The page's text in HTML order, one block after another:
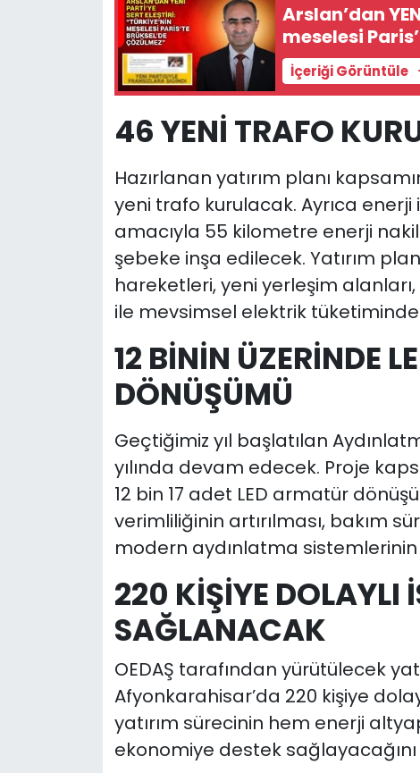
Arslan’dan
meselesi
İçeriği Görüntüle
46 YENİ TRAFO
Hazırlanan yatırım planı
yeni trafo kurulacak. Ayrıca
amacıyla 55 kilometre enerji
şebeke inşa edilecek. Yatırım
hareketleri, yeni yerleşim
ile mevsimsel elektrik
12 BİNİN ÜZERİNDE
DÖNÜŞÜMÜ
Geçtiğimiz yıl başlatılan
yılında devam edecek. Proje
12 bin 17 adet LED armatür
verimliliğinin artırılması, bakım
modern aydınlatma sistemlerinin
220 KİŞİYE DOLAYLI
SAĞLANACAK
OEDAŞ tarafından yürütülecek
Afyonkarahisar’da 220 kişiye
yatırım sürecinin hem enerji
ekonomiye destek